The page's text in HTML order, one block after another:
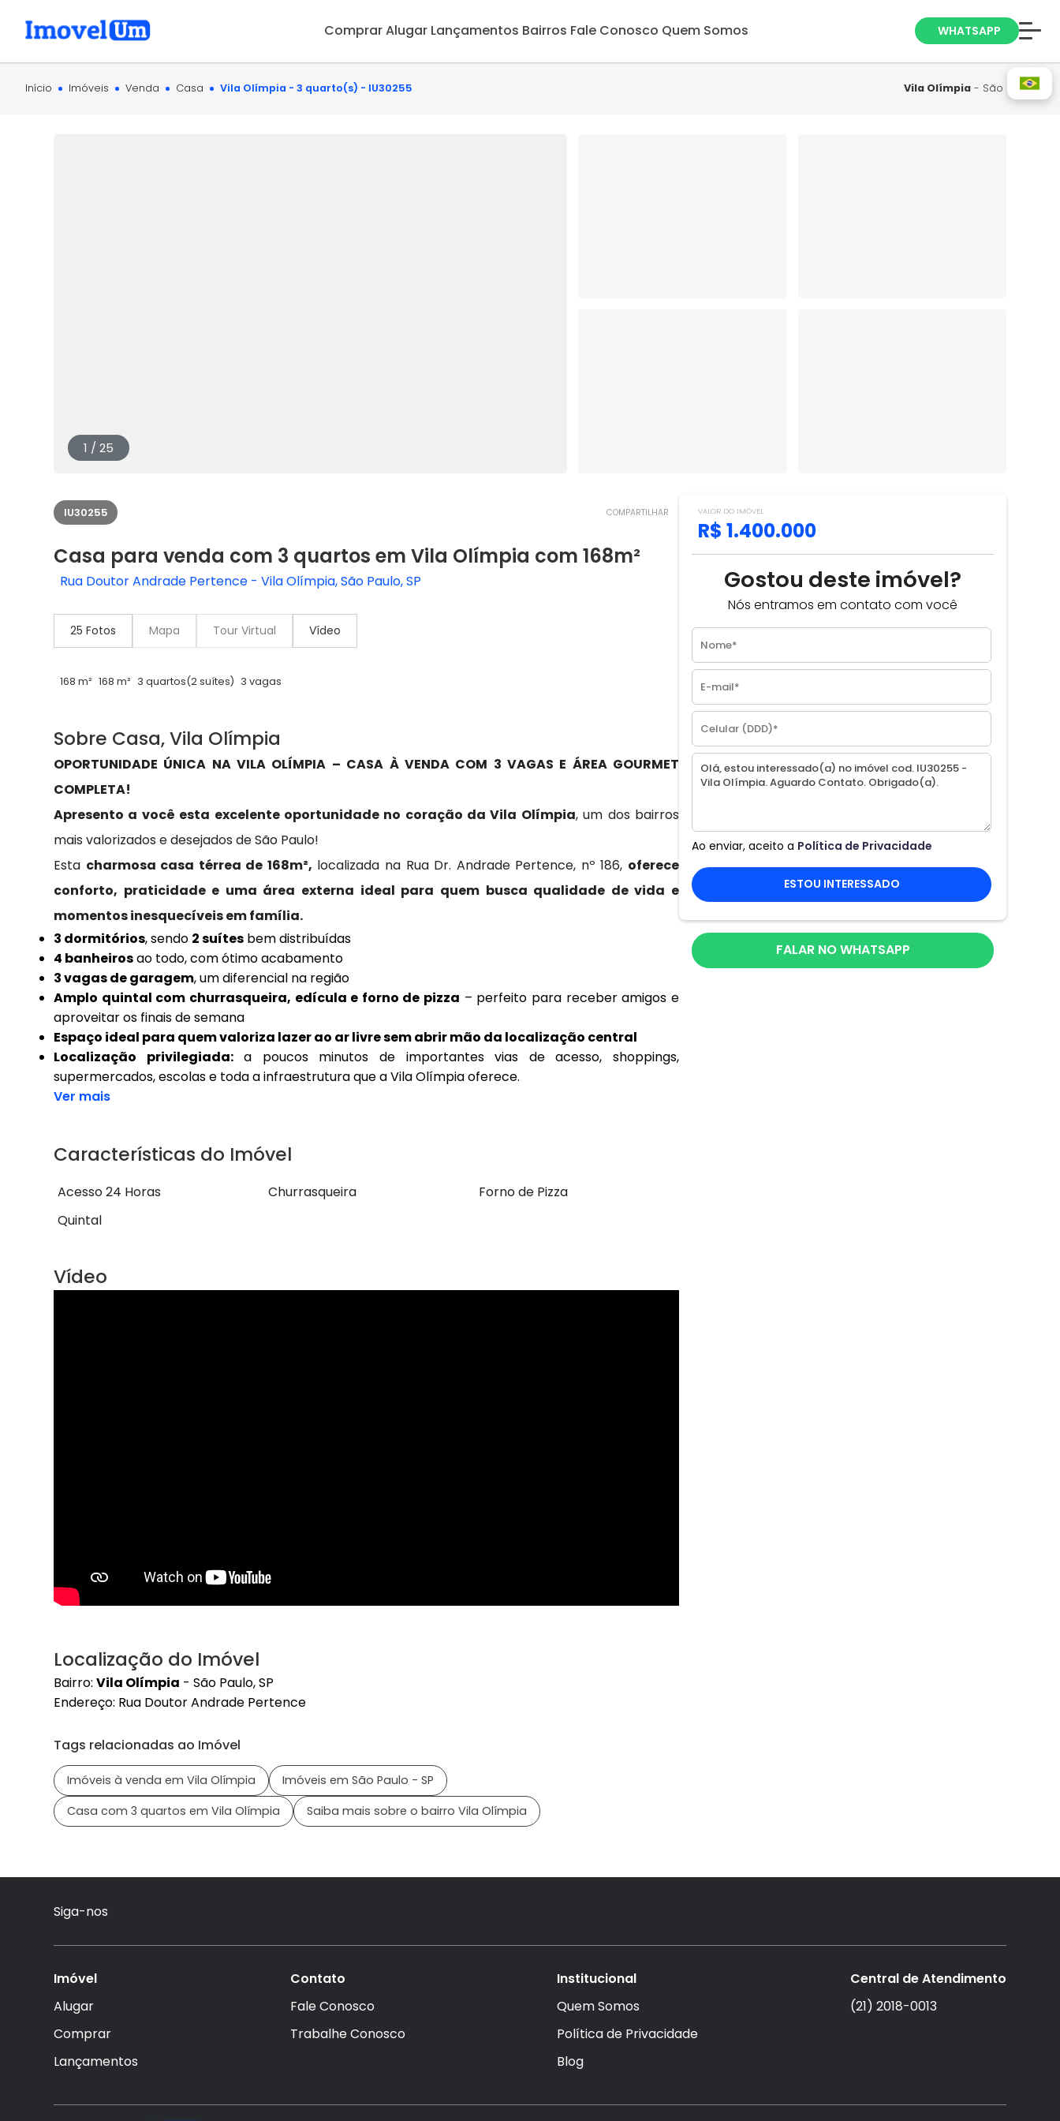
ComprarAlugar Lançamentos Bairros Fale Conosco Quem Somos WHATSAPP
Anuncie seu
Imóvel
Trabalhe Conosco
Início Imóveis Venda Casa Vila Olímpia - 3 quarto(s) - IU30255 Vila Olímpia - São Paulo
1 / 25
IU30255 COMPARTILHAR
Casa para venda com 3 quartos em Vila Olímpia com 168m²
Rua Doutor Andrade Pertence - Vila Olímpia, São Paulo, SP
25 Fotos Mapa Tour Virtual Vídeo
168 m² 168 m² 3 quartos(2 suítes) 3 vagas
Sobre Casa, Vila Olímpia
OPORTUNIDADE ÚNICA NA VILA OLÍMPIA – CASA À VENDA COM 3 VAGAS E ÁREA GOURMET
COMPLETA!
Apresento a você esta excelente oportunidade no coração da Vila Olímpia, um dos bairros
mais valorizados e desejados de São Paulo!
Esta charmosa casa térrea de 168m², localizada na Rua Dr. Andrade Pertence, nº 186, oferece
conforto, praticidade e uma área externa ideal para quem busca qualidade de vida e
momentos inesquecíveis em família.
3 dormitórios, sendo 2 suítes bem distribuídas
4 banheirosao todo, com ótimo acabamento
3 vagas de garagem, um diferencial na região
Amplo quintal com churrasqueira, edícula e forno de pizza – perfeito para receber amigos e
aproveitar os finais de semana
Espaço ideal para quem valoriza lazer ao ar livre sem abrir mão da localização central
Localização privilegiada:a poucos minutos de importantes vias de acesso, shoppings,
supermercados, escolas e toda a infraestrutura que a Vila Olímpia oferece.
Ver mais
Características do Imóvel
Acesso 24 Horas Churrasqueira
Forno de Pizza
Quintal
Vídeo
Localização do Imóvel
Bairro: Vila Olímpia - São Paulo, SP
Endereço: Rua Doutor Andrade Pertence
Tags relacionadas ao Imóvel
Imóveis à venda em Vila Olímpia
Imóveis em São Paulo - SP
Casa com 3 quartos em Vila Olímpia
Saiba mais sobre o bairro Vila Olímpia
VALOR DO IMÓVEL
R$ 1.400.000
Gostou deste imóvel?
Nós entramos em contato com você
Ao enviar, aceito a Política de Privacidade
ESTOU INTERESSADO
FALAR NO WHATSAPP
Siga-nos
Imóvel
Alugar
Comprar
Lançamentos
Contato
Fale Conosco
Trabalhe Conosco
Institucional
Quem Somos
Política de Privacidade
Blog
Central de Atendimento
(21) 2018-0013